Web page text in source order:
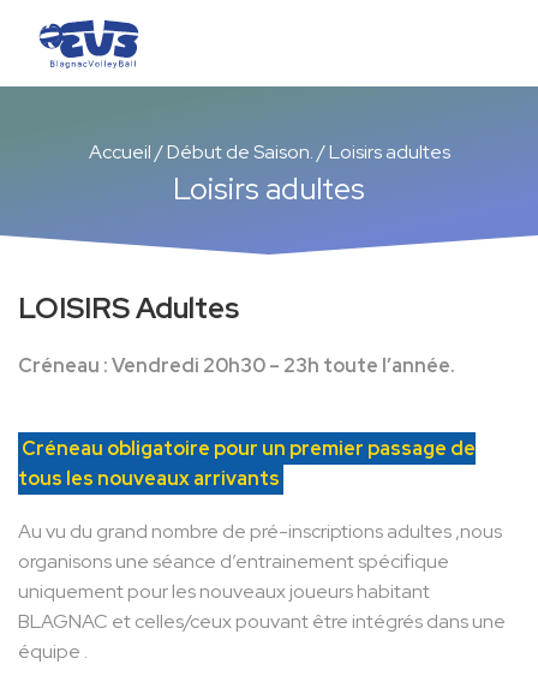
Accueil/Début de Saison./Loisirs adultes
Loisirs adultes
LOISIRS Adultes
Créneau : Vendredi 20h30 – 23h toute l’année.
Créneau obligatoire pour un premier passage de
tous les nouveaux arrivants
Au vu du grand nombre de pré-inscriptions adultes ,nous
organisons une séance d’entrainement spécifique
uniquement pour les nouveaux joueurs habitant
BLAGNAC et celles/ceux pouvant être intégrés dans une
équipe .